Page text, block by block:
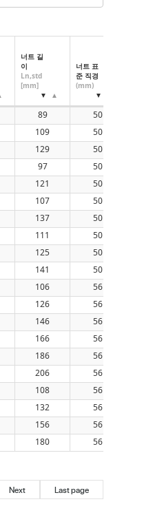
너트 길
이
Ln,std
[mm]
너트 표
준 직경
(mm)
89 50
109 50
129 50
97 50
121 50
107 50
137 50
111 50
125 50
141 50
106 56
126 56
146 56
166 56
186 56
206 56
108 56
132 56
156 56
180 56
Next Last page